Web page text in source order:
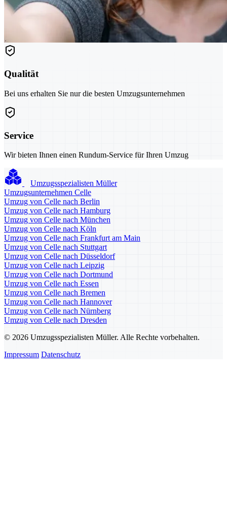
Qualität
Bei uns erhalten Sie nur die besten Umzugsunternehmen
Service
Wir bieten Ihnen einen Rundum-Service für Ihren Umzug
Umzugsspezialisten Müller
Umzugsunternehmen Celle
Umzug von Celle nach Berlin
Umzug von Celle nach Hamburg
Umzug von Celle nach München
Umzug von Celle nach Köln
Umzug von Celle nach Frankfurt am Main
Umzug von Celle nach Stuttgart
Umzug von Celle nach Düsseldorf
Umzug von Celle nach Leipzig
Umzug von Celle nach Dortmund
Umzug von Celle nach Essen
Umzug von Celle nach Bremen
Umzug von Celle nach Hannover
Umzug von Celle nach Nürnberg
Umzug von Celle nach Dresden
© 2026 Umzugsspezialisten Müller. Alle Rechte vorbehalten.
Impressum Datenschutz